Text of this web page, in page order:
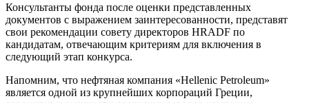
Консультанты фонда после оценки представленных
документов с выражением заинтересованности, представят
свои рекомендации совету директоров HRADF по
кандидатам, отвечающим критериям для включения в
следующий этап конкурса.
Напомним, что нефтяная компания «Hellenic Petroleum»
является одной из крупнейших корпораций Греции,